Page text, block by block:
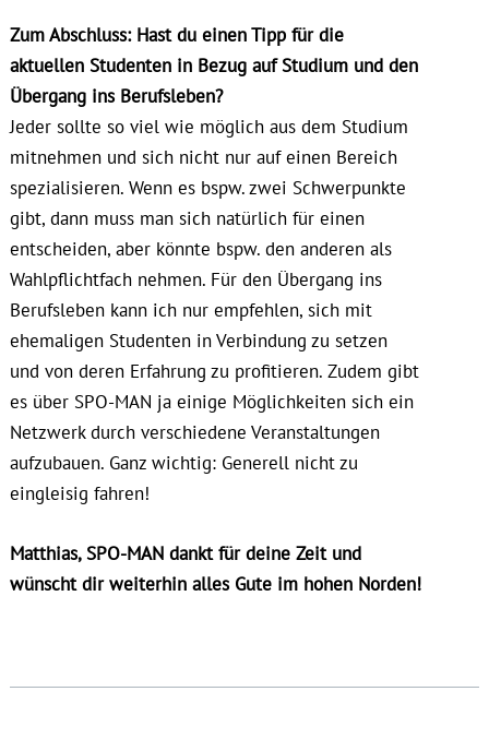
Zum Abschluss: Hast du einen Tipp für die
aktuellen Studenten in Bezug auf Studium und den
Übergang ins Berufsleben?
Jeder sollte so viel wie möglich aus dem Studium
mitnehmen und sich nicht nur auf einen Bereich
spezialisieren. Wenn es bspw. zwei Schwerpunkte
gibt, dann muss man sich natürlich für einen
entscheiden, aber könnte bspw. den anderen als
Wahlpflichtfach nehmen. Für den Übergang ins
Berufsleben kann ich nur empfehlen, sich mit
ehemaligen Studenten in Verbindung zu setzen
und von deren Erfahrung zu profitieren. Zudem gibt
es über SPO-MAN ja einige Möglichkeiten sich ein
Netzwerk durch verschiedene Veranstaltungen
aufzubauen. Ganz wichtig: Generell nicht zu
eingleisig fahren!
Matthias, SPO-MAN dankt für deine Zeit und
wünscht dir weiterhin alles Gute im hohen Norden!